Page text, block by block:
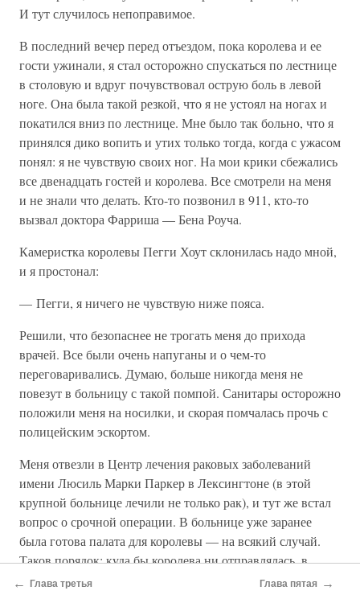
И тут случилось непоправимое.
В последний вечер перед отъездом, пока королева и ее
гости ужинали, я стал осторожно спускаться по лестнице
в столовую и вдруг почувствовал острую боль в левой
ноге. Она была такой резкой, что я не устоял на ногах и
покатился вниз по лестнице. Мне было так больно, что я
принялся дико вопить и утих только тогда, когда с ужасом
понял: я не чувствую своих ног. На мои крики сбежались
все двенадцать гостей и королева. Все смотрели на меня
и не знали что делать. Кто-то позвонил в 911, кто-то
вызвал доктора Фарриша — Бена Роуча.
Камеристка королевы Пегги Хоут склонилась надо мной,
и я простонал:
— Пегги, я ничего не чувствую ниже пояса.
Решили, что безопаснее не трогать меня до прихода
врачей. Все были очень напуганы и о чем-то
переговаривались. Думаю, больше никогда меня не
повезут в больницу с такой помпой. Санитары осторожно
положили меня на носилки, и скорая помчалась прочь с
полицейским эскортом.
Меня отвезли в Центр лечения раковых заболеваний
имени Люсиль Марки Паркер в Лексингтоне (в этой
крупной больнице лечили не только рак), и тут же встал
вопрос о срочной операции. В больнице уже заранее
была готова палата для королевы — на всякий случай.
Таков порядок: куда бы королева ни отправлялась, в
ближайшей больнице для нее всегда готова палата.
← Глава третья Глава пятая →